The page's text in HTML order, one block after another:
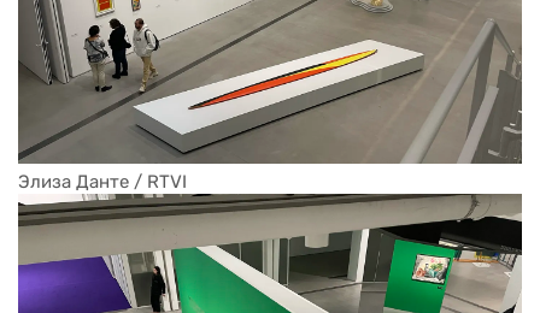
Элиза Данте / RTVI